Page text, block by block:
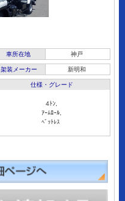
車所在地 神戸
架装メーカー 新明和
仕様・グレード
4ﾄﾝ,
ｱｰﾑﾛｰﾙ,
ﾍﾞｯﾄﾚｽ